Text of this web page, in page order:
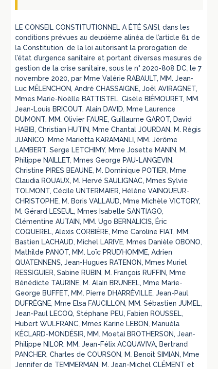
LE CONSEIL CONSTITUTIONNEL A ÉTÉ SAISI, dans les
conditions prévues au deuxième alinéa de l’article 61 de
la Constitution, de la loi autorisant la prorogation de
l’état d’urgence sanitaire et portant diverses mesures de
gestion de la crise sanitaire, sous le n° 2020-808 DC, le 7
novembre 2020, par Mme Valérie RABAULT, MM. Jean-
Luc MÉLENCHON, André CHASSAIGNE, Joël AVIRAGNET,
Mmes Marie-Noëlle BATTISTEL, Gisèle BIÉMOURET, MM.
Jean-Louis BRICOUT, Alain DAVID, Mme Laurence
DUMONT, MM. Olivier FAURE, Guillaume GAROT, David
HABIB, Christian HUTIN, Mme Chantal JOURDAN, M. Régis
JUANICO, Mme Marietta KARAMANLI, MM. Jérôme
LAMBERT, Serge LETCHIMY, Mme Josette MANIN, M.
Philippe NAILLET, Mmes George PAU-LANGEVIN,
Christine PIRES BEAUNE, M. Dominique POTIER, Mme
Claudia ROUAUX, M. Hervé SAULIGNAC, Mmes Sylvie
TOLMONT, Cécile UNTERMAIER, Hélène VAINQUEUR-
CHRISTOPHE, M. Boris VALLAUD, Mme Michèle VICTORY,
M. Gérard LESEUL, Mmes Isabelle SANTIAGO,
Clémentine AUTAIN, MM. Ugo BERNALICIS, Éric
COQUEREL, Alexis CORBIÈRE, Mme Caroline FIAT, MM.
Bastien LACHAUD, Michel LARIVE, Mmes Danièle OBONO,
Mathilde PANOT, MM. Loïc PRUD’HOMME, Adrien
QUATENNENS, Jean-Hugues RATENON, Mmes Muriel
RESSIGUIER, Sabine RUBIN, M. François RUFFIN, Mme
Bénédicte TAURINE, M. Alain BRUNEEL, Mme Marie-
George BUFFET, MM. Pierre DHARRÉVILLE, Jean-Paul
DUFRÈGNE, Mme Elsa FAUCILLON, MM. Sébastien JUMEL,
Jean-Paul LECOQ, Stéphane PEU, Fabien ROUSSEL,
Hubert WULFRANC, Mmes Karine LEBON, Manuéla
KÉCLARD-MONDÉSIR, MM. Moetai BROTHERSON, Jean-
Philippe NILOR, MM. Jean-Félix ACQUAVIVA, Bertrand
PANCHER, Charles de COURSON, M. Benoit SIMIAN, Mme
Jennifer de TEMMERMAN, M. Jean-Michel CLÉMENT et